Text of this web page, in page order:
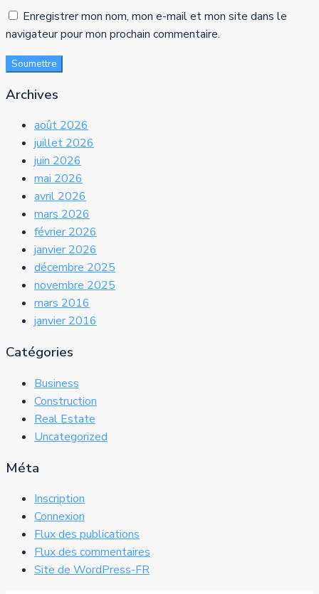
Enregistrer mon nom, mon e-mail et mon site dans le
navigateur pour mon prochain commentaire.
Soumettre
Archives
août 2026
juillet 2026
juin 2026
mai 2026
avril 2026
mars 2026
février 2026
janvier 2026
décembre 2025
novembre 2025
mars 2016
janvier 2016
Catégories
Business
Construction
Real Estate
Uncategorized
Méta
Inscription
Connexion
Flux des publications
Flux des commentaires
Site de WordPress-FR